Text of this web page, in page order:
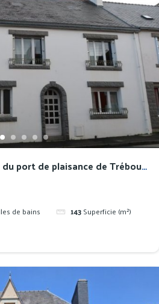
du port de plaisance de Tréboul,
de bains 143Superficie (m²)